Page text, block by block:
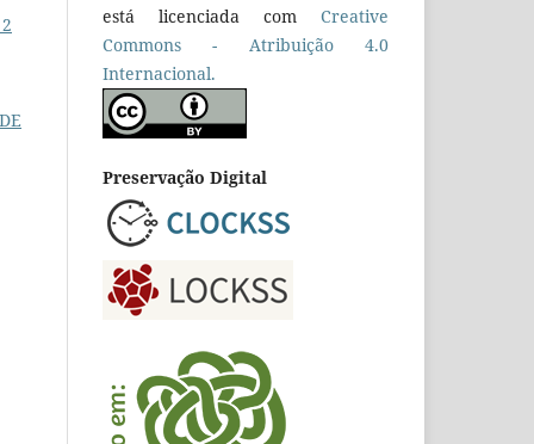
está licenciada com Creative
Commons - Atribuição 4.0
Internacional.
Preservação Digital